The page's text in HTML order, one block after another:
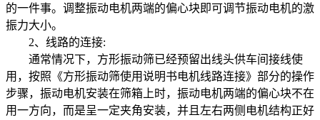
的一件事。调整振动电机两端的偏心块即可调节振动电机的激
振力大小。
2、线路的连接:
通常情况下，方形振动筛已经预留出线头供车间接线使
用，按照《方形振动筛使用说明书电机线路连接》部分的操作
步骤，振动电机安装在筛箱上时，振动电机两端的偏心块不在
用一方向，而是呈一定夹角安装，并且左右两侧电机结构正好